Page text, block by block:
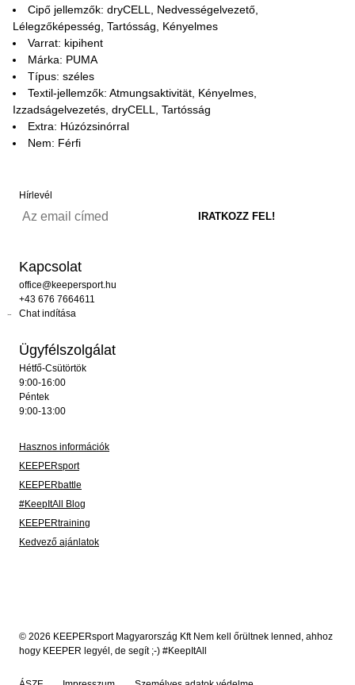
Cipő jellemzők: dryCELL, Nedvességelvezető,
Lélegzőképesség, Tartósság, Kényelmes
Varrat: kipihent
Márka: PUMA
Típus: széles
Textil-jellemzők: Atmungsaktivität, Kényelmes,
Izzadságelvezetés, dryCELL, Tartósság
Extra: Húzózsinórral
Nem: Férfi
Hírlevél
Kapcsolat
office@keepersport.hu
+43 676 7664611
Chat indítása
Ügyfélszolgálat
Hétfő-Csütörtök
9:00-16:00
Péntek
9:00-13:00
Hasznos információk
KEEPERsport
KEEPERbattle
#KeepItAll Blog
KEEPERtraining
Kedvező ajánlatok
© 2026 KEEPERsport Magyarország Kft Nem kell őrültnek lenned, ahhoz
hogy KEEPER legyél, de segít ;-) #KeepItAll